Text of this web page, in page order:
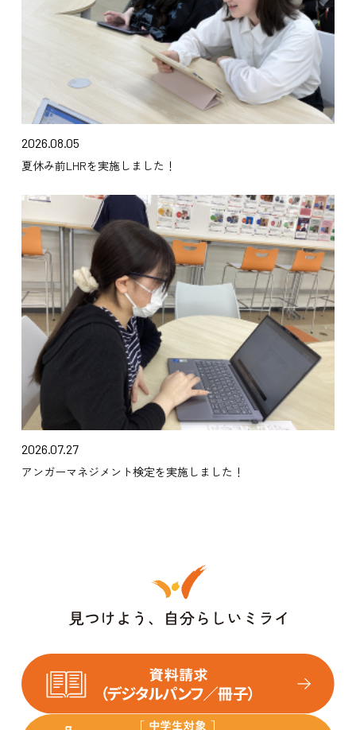
2026.08.05
夏休み前LHRを実施しました！
2026.07.27
アンガーマネジメント検定を実施しました！